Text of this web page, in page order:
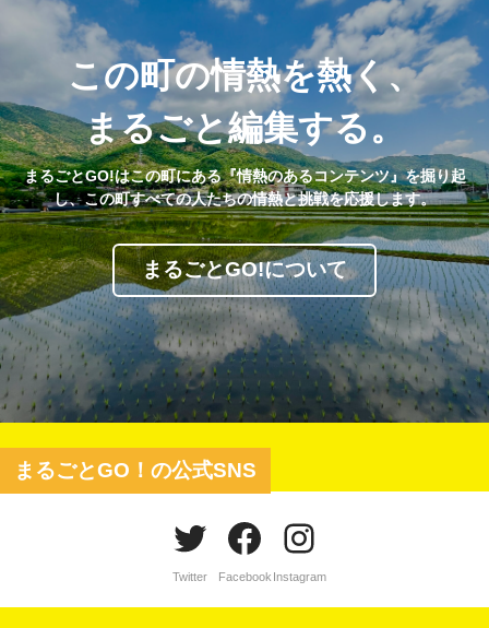
この町の情熱を熱く、
まるごと編集する。
まるごとGO!はこの町にある『情熱のあるコンテンツ』を掘り起
し、この町すべての人たちの情熱と挑戦を応援します。
まるごとGO!について
まるごとGO！の公式SNS